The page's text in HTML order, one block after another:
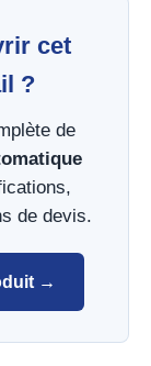
cet
?
de
de devis.
→